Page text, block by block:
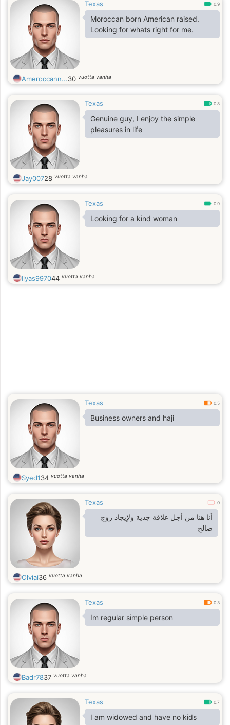
🥀❤️
Texas 0.9
Moroccan born American raised.
Looking for whats right for me.
Ameroccann...30 vuotta vanha
Texas 0.8
Genuine guy, I enjoy the simple
pleasures in life
Jay00728 vuotta vanha
Texas 0.9
Looking for a kind woman
Ilyas997044 vuotta vanha
Texas 0.5
Business owners and haji
Syed134 vuotta vanha
Texas 0
أنا هنا من أجل علاقة جدية ولإيجاد زوج
صالح
Olviai36 vuotta vanha
Texas 0.3
Im regular simple person
Badr7837 vuotta vanha
Texas 0.7
I am widowed and have no kids